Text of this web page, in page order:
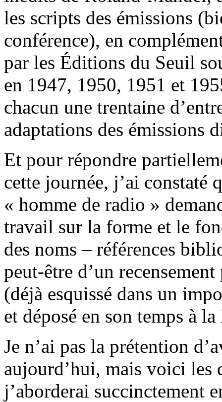
les scripts des émissions
conférence), en
par les Éditions du Seuil
en 1947, 1950, 1951 et
chacun une trentaine
adaptations des émissions
Et pour répondre
cette journée, j’ai constaté
« homme de radio »
travail sur la forme et le
des noms – références
peut-être d’un
(déjà esquissé dans un
et déposé en son temps à
Je n’ai pas la prétention
aujourd’hui, mais voici les
j’aborderai succinctement